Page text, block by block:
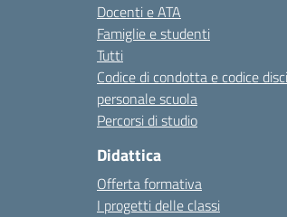
Docenti e ATA
Famiglie e studenti
Tutti
Codice di condotta e codice
personale scuola
Percorsi di studio
Didattica
Offerta formativa
I progetti delle classi